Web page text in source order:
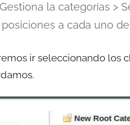
la categorías >
a cada uno
ir seleccionando los